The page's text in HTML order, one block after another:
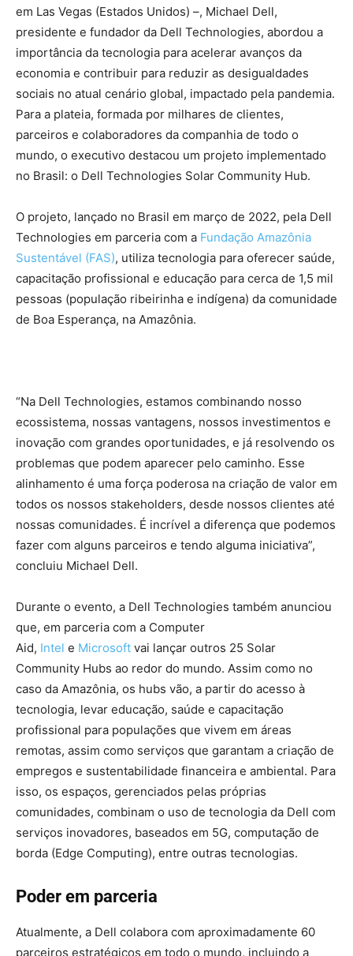
em Las Vegas (Estados Unidos) –, Michael Dell,
presidente e fundador da Dell Technologies, abordou a
importância da tecnologia para acelerar avanços da
economia e contribuir para reduzir as desigualdades
sociais no atual cenário global, impactado pela pandemia.
Para a plateia, formada por milhares de clientes,
parceiros e colaboradores da companhia de todo o
mundo, o executivo destacou um projeto implementado
no Brasil: o Dell Technologies Solar Community Hub.
O projeto, lançado no Brasil em março de 2022, pela Dell
Technologies em parceria com a Fundação Amazônia
Sustentável (FAS), utiliza tecnologia para oferecer saúde,
capacitação profissional e educação para cerca de 1,5 mil
pessoas (população ribeirinha e indígena) da comunidade
de Boa Esperança, na Amazônia.
“Na Dell Technologies, estamos combinando nosso
ecossistema, nossas vantagens, nossos investimentos e
inovação com grandes oportunidades, e já resolvendo os
problemas que podem aparecer pelo caminho. Esse
alinhamento é uma força poderosa na criação de valor em
todos os nossos stakeholders, desde nossos clientes até
nossas comunidades. É incrível a diferença que podemos
fazer com alguns parceiros e tendo alguma iniciativa”,
concluiu Michael Dell.
Durante o evento, a Dell Technologies também anunciou
que, em parceria com a Computer
Aid, Intel e Microsoft vai lançar outros 25 Solar
Community Hubs ao redor do mundo. Assim como no
caso da Amazônia, os hubs vão, a partir do acesso à
tecnologia, levar educação, saúde e capacitação
profissional para populações que vivem em áreas
remotas, assim como serviços que garantam a criação de
empregos e sustentabilidade financeira e ambiental. Para
isso, os espaços, gerenciados pelas próprias
comunidades, combinam o uso de tecnologia da Dell com
serviços inovadores, baseados em 5G, computação de
borda (Edge Computing), entre outras tecnologias.
Poder em parceria
Atualmente, a Dell colabora com aproximadamente 60
parceiros estratégicos em todo o mundo, incluindo a